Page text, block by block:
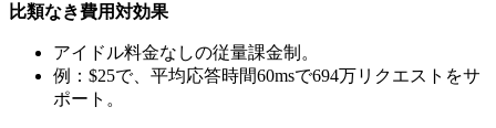
比類なき費用対効果
アイドル料金なしの従量課金制。
例：$25で、平均応答時間60msで694万リクエストをサ
ポート。